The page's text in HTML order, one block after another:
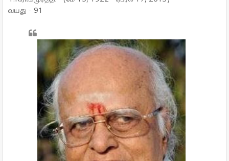
வயது - 91